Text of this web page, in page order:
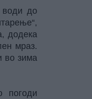
води до
додека
мраз.
во зима
погоди